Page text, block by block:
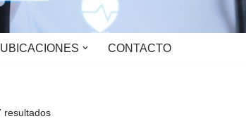
UBICACIONES CONTACTO
resultados